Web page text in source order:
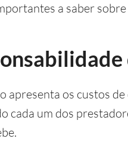
a saber
apresenta os custos
cada um dos